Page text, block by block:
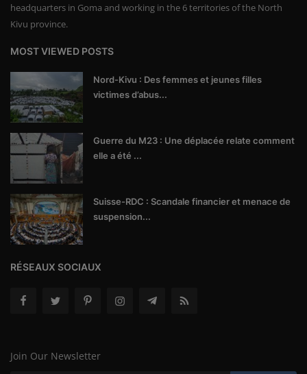
headquarters in Goma and working in the 6 territories of the North
Kivu province.
MOST VIEWED POSTS
Nord-Kivu : Des femmes et jeunes filles
victimes d’abus...
Guerre du M23 : Une déplacée relate comment
elle a été ...
Suisse-RDC : Scandale financier et menace de
suspension...
RÉSEAUX SOCIAUX
Join Our Newsletter